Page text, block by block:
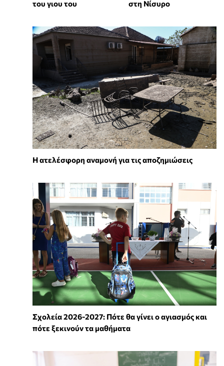
του γιου του στη Νίσυρο
Η ατελέσφορη αναμονή για τις αποζημιώσεις
Σχολεία 2026-2027: Πότε θα γίνει ο αγιασμός και
πότε ξεκινούν τα μαθήματα